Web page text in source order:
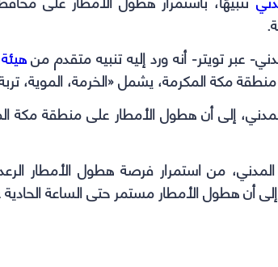
عبر تويتر- أنه ورد إليه تنبيه متقدم من
مكة المكرمة، يشمل «الخرمة، الموية،
إلى أن هطول الأمطار على منطقة
المدني، من استمرار فرصة هطول الأمطار
أن هطول الأمطار مستمر حتى الساعة